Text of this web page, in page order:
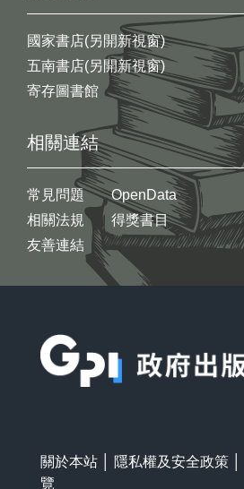
國家書店(另開新視窗)
五南書店(另開新視窗)
寄存圖書館
相關連結
常見問題
相關法規
友善連結
OpenData
得獎書目
關於本站 隱私權及安全政策
覽